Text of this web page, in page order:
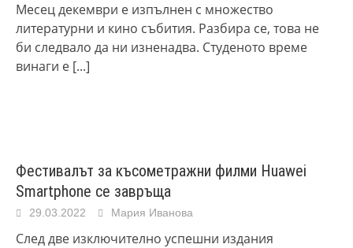
Месец декември е изпълнен с множество
литературни и кино събития. Разбира се, това не
би следвало да ни изненадва. Студеното време
винаги е [...]
Фестивалът за късометражни филми Huawei
Smartphone се завръща
29.03.2022 Мария Иванова
След две изключително успешни издания